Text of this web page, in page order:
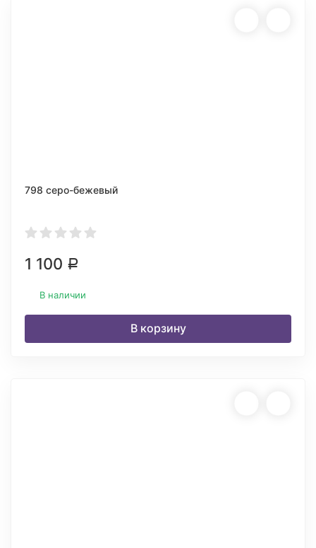
798 серо-бежевый
1 100 Р
В наличии
В корзину